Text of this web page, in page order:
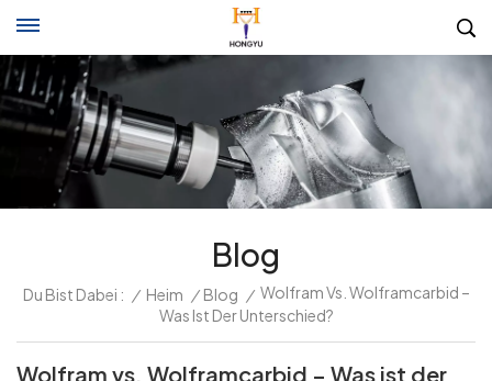
Blog
Du Bist Dabei : / Heim / Blog / Wolfram Vs. Wolframcarbid –
Was Ist Der Unterschied?
Wolfram vs. Wolframcarbid – Was ist der